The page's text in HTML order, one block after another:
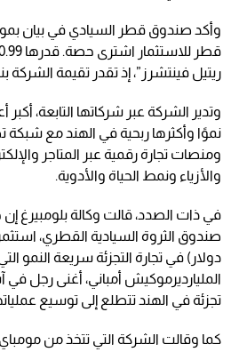
وأكد صندوق قطر السيادي في بيان
ريتيل فينتشرز”، إذ تقدر تقيمة الشركة بنحو 100 مليار
وتدير الشركة عبر شركاتها التابعة،
ومنصات تجارة رقمية عبر المتاجر
والأزياء ونمط الحياة والأدوية.
في ذات الصدد، قالت وكالة بلومبيرغ إن
دولار) في تجارة التجزئة سريعة النمو
المليارديرموكيش أمباني، أغنى رجل في
تجزئة في الهند تتطلع إلى توسيع
كما وقالت الشركة التي تتخذ من مومباي